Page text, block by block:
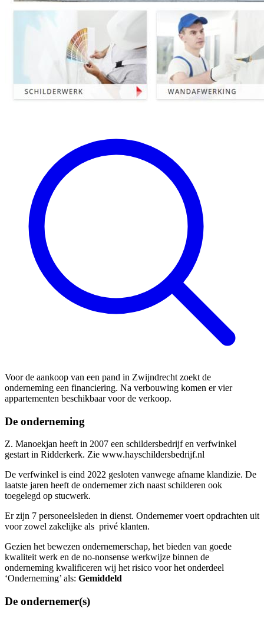
Voor de aankoop van een pand in Zwijndrecht zoekt de
onderneming een financiering. Na verbouwing komen er vier
appartementen beschikbaar voor de verkoop.
De onderneming
Z. Manoekjan heeft in 2007 een schildersbedrijf en verfwinkel
gestart in Ridderkerk. Zie www.hayschildersbedrijf.nl
De verfwinkel is eind 2022 gesloten vanwege afname klandizie. De
laatste jaren heeft de ondernemer zich naast schilderen ook
toegelegd op stucwerk.
Er zijn 7 personeelsleden in dienst. Ondernemer voert opdrachten uit
voor zowel zakelijke als privé klanten.
Gezien het bewezen ondernemerschap, het bieden van goede
kwaliteit werk en de no-nonsense werkwijze binnen de
onderneming kwalificeren wij het risico voor het onderdeel
‘Onderneming’ als: Gemiddeld
De ondernemer(s)